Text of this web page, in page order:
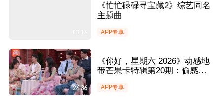
03:16
《忙忙碌碌寻宝藏2》综艺同名
主题曲
APP专享
24:36
《你好，星期六 2026》动感地
带芒果卡特辑第20期：偷感答
APP专享